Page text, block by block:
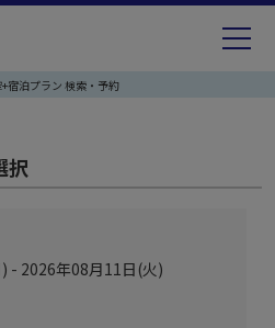
宿泊プラン 検索・予約
択
- 2026年08月11日(火)